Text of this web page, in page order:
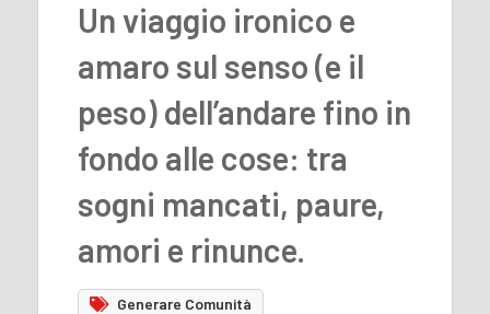
Un viaggio ironico e
amaro sul senso (e il
peso) dell’andare fino in
fondo alle cose: tra
sogni mancati, paure,
amori e rinunce.
Generare Comunità